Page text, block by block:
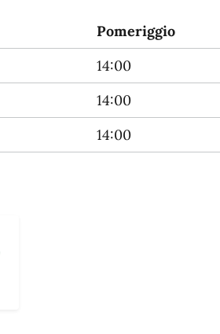
Pomeriggio
14:00
14:00
14:00